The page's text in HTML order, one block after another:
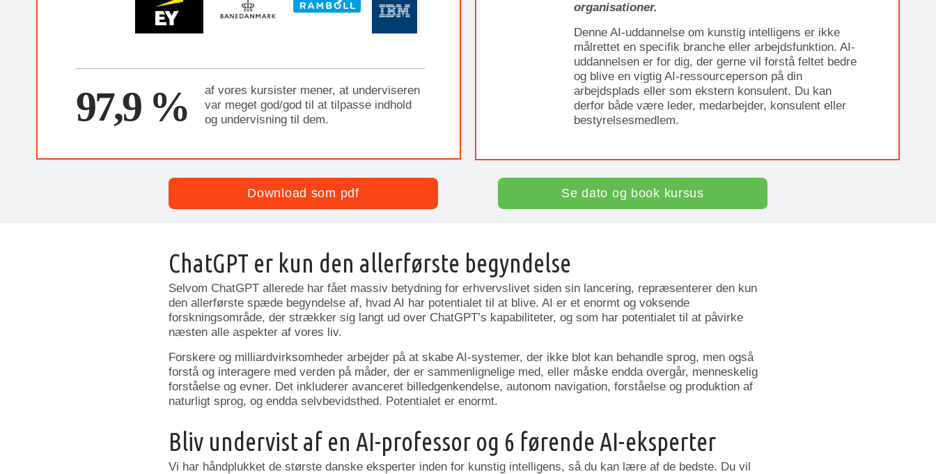
97,9 %
af vores kursister mener, at underviseren
var meget god/god til at tilpasse indhold
og undervisning til dem.
organisationer.
Denne AI-uddannelse om kunstig intelligens er ikke
målrettet en specifik branche eller arbejdsfunktion. AI-
uddannelsen er for dig, der gerne vil forstå feltet bedre
og blive en vigtig AI-ressourceperson på din
arbejdsplads eller som ekstern konsulent. Du kan
derfor både være leder, medarbejder, konsulent eller
bestyrelsesmedlem.
Download som pdf Se dato og book kursus
ChatGPT er kun den allerførste begyndelse
Selvom ChatGPT allerede har fået massiv betydning for erhvervslivet siden sin lancering, repræsenterer den kun
den allerførste spæde begyndelse af, hvad AI har potentialet til at blive. AI er et enormt og voksende
forskningsområde, der strækker sig langt ud over ChatGPT’s kapabiliteter, og som har potentialet til at påvirke
næsten alle aspekter af vores liv.
Forskere og milliardvirksomheder arbejder på at skabe AI-systemer, der ikke blot kan behandle sprog, men også
forstå og interagere med verden på måder, der er sammenlignelige med, eller måske endda overgår, menneskelig
forståelse og evner. Det inkluderer avanceret billedgenkendelse, autonom navigation, forståelse og produktion af
naturligt sprog, og endda selvbevidsthed. Potentialet er enormt.
Bliv undervist af en AI-professor og 6 førende AI-eksperter
Vi har håndplukket de største danske eksperter inden for kunstig intelligens, så du kan lære af de bedste. Du vil